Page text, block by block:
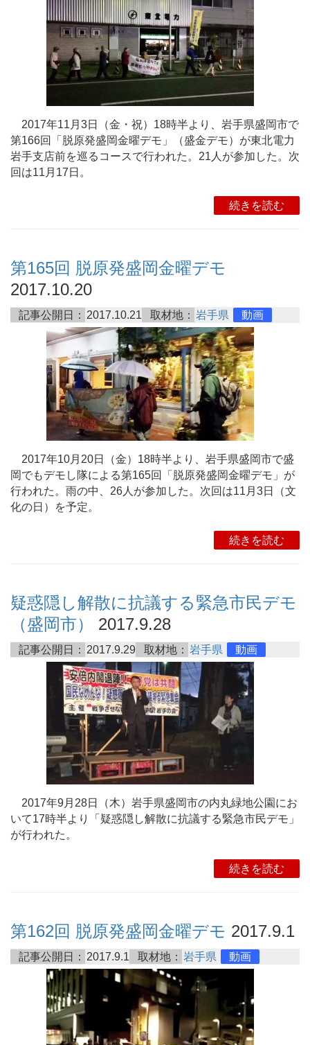
2017年11月3日（金・祝）18時半より、岩手県盛岡市で
第166回「脱原発盛岡金曜デモ」（盛金デモ）が東北電力
岩手支店前を巡るコースで行われた。21人が参加した。次
回は11月17日。
続きを読む
第165回 脱原発盛岡金曜デモ
2017.10.20
記事公開日： 2017.10.21 取材地： 岩手県 動画
2017年10月20日（金）18時半より、岩手県盛岡市で盛
岡でもデモし隊による第165回「脱原発盛岡金曜デモ」が
行われた。雨の中、26人が参加した。次回は11月3日（文
化の日）を予定。
続きを読む
疑惑隠し解散に抗議する緊急市民デモ
（盛岡市）
2017.9.28
記事公開日： 2017.9.29 取材地： 岩手県 動画
2017年9月28日（木）岩手県盛岡市の内丸緑地公園にお
いて17時半より「疑惑隠し解散に抗議する緊急市民デモ」
が行われた。
続きを読む
第162回 脱原発盛岡金曜デモ 2017.9.1
記事公開日： 2017.9.1 取材地： 岩手県 動画